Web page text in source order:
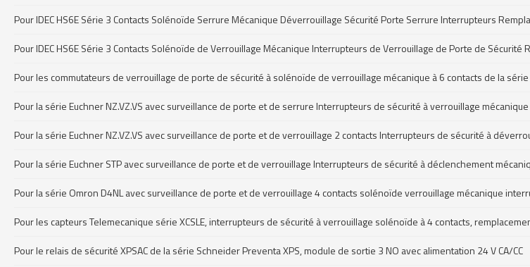
Pour IDEC HS6E Série 3 Contacts Solénoïde Serrure Mécanique Déverrouillage Sécurité Porte Serrure Interrupteurs
Pour IDEC HS6E Série 3 Contacts Solénoïde de Verrouillage Mécanique Interrupteurs de Verrouillage de Porte de Sécurité
Pour les commutateurs de verrouillage de porte de sécurité à solénoïde de verrouillage mécanique à 6 contacts de la série
Pour la série Euchner NZ.VZ.VS avec surveillance de porte et de serrure Interrupteurs de sécurité à verrouillage
Pour la série Euchner NZ.VZ.VS avec surveillance de porte et de verrouillage 2 contacts Interrupteurs de sécurité à
Pour la série Euchner STP avec surveillance de porte et de verrouillage Interrupteurs de sécurité à déclenchement
Pour la série Omron D4NL avec surveillance de porte et de verrouillage 4 contacts solénoïde verrouillage mécanique
Pour les capteurs Telemecanique série XCSLE, interrupteurs de sécurité à verrouillage solénoïde à 4 contacts,
Pour le relais de sécurité XPSAC de la série Schneider Preventa XPS, module de sortie 3 NO avec alimentation 24 V CA/CC